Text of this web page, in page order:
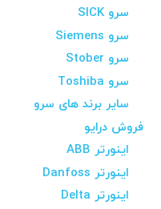
سرو SICK
سرو Siemens
سرو Stober
سرو Toshiba
سایر برند های سرو
فروش درایو
اینورتر ABB
اینورتر Danfoss
اینورتر Delta